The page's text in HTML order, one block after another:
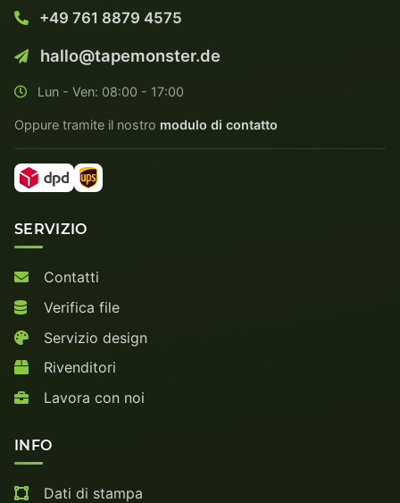
+49 761 8879 4575
hallo@tapemonster.de
Lun - Ven: 08:00 - 17:00
Oppure tramite il nostro modulo di contatto
SERVIZIO
Contatti
Verifica file
Servizio design
Rivenditori
Lavora con noi
INFO
Dati di stampa